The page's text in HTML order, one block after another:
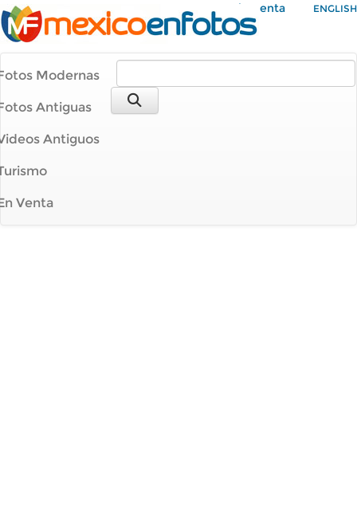
Mi Cuenta ENGLISH
Modernas
Antiguas
Antiguos
Venta